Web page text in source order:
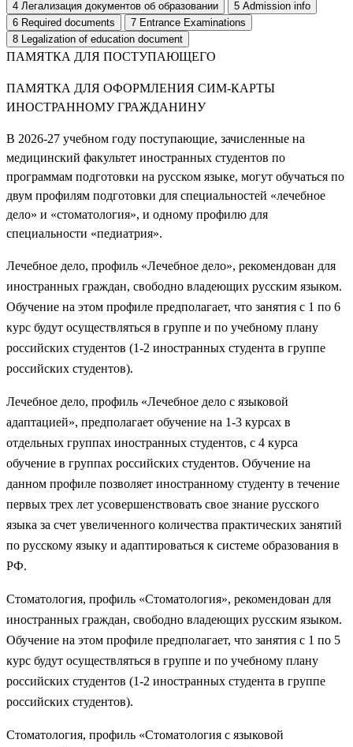
4 Легализация документов об образовании 5 Admission info
6 Required documents 7 Entrance Examinations
8 Legalization of education document
ПАМЯТКА ДЛЯ ПОСТУПАЮЩЕГО
ПАМЯТКА ДЛЯ ОФОРМЛЕНИЯ СИМ-КАРТЫ
ИНОСТРАННОМУ ГРАЖДАНИНУ
В 2026-27 учебном году поступающие, зачисленные на
медицинский факультет иностранных студентов по
программам подготовки на русском языке, могут обучаться по
двум профилям подготовки для специальностей «лечебное
дело» и «стоматология», и одному профилю для
специальности «педиатрия».
Лечебное дело, профиль «Лечебное дело», рекомендован для
иностранных граждан, свободно владеющих русским языком.
Обучение на этом профиле предполагает, что занятия с 1 по 6
курс будут осуществляться в группе и по учебному плану
российских студентов (1-2 иностранных студента в группе
российских студентов).
Лечебное дело, профиль «Лечебное дело с языковой
адаптацией», предполагает обучение на 1-3 курсах в
отдельных группах иностранных студентов, с 4 курса
обучение в группах российских студентов. Обучение на
данном профиле позволяет иностранному студенту в течение
первых трех лет усовершенствовать свое знание русского
языка за счет увеличенного количества практических занятий
по русскому языку и адаптироваться к системе образования в
РФ.
Стоматология, профиль «Стоматология», рекомендован для
иностранных граждан, свободно владеющих русским языком.
Обучение на этом профиле предполагает, что занятия с 1 по 5
курс будут осуществляться в группе и по учебному плану
российских студентов (1-2 иностранных студента в группе
российских студентов).
Стоматология, профиль «Стоматология с языковой